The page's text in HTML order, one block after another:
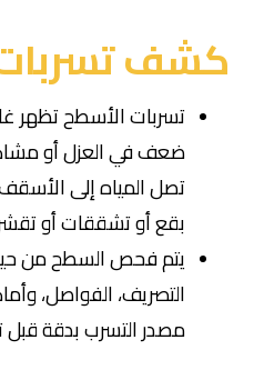
كشف
تسربات الأسطح تظهر
ضعف في العزل أو
تصل المياه إلى
بقع أو تشققات أو
يتم فحص السطح من
التصريف، الفواصل،
مصدر التسرب بدقة قبل